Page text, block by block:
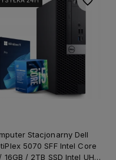
Stacjonarny Dell
5070 SFF Intel Core
16GB / 2TB SSD Intel UHD